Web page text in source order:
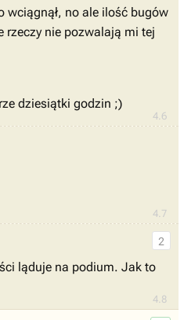
4.6
wciągnął, no ale ilość bugów
rzeczy nie pozwalają mi tej
dziesiątki godzin ;)
4.7
4.8
2
ląduje na podium. Jak to